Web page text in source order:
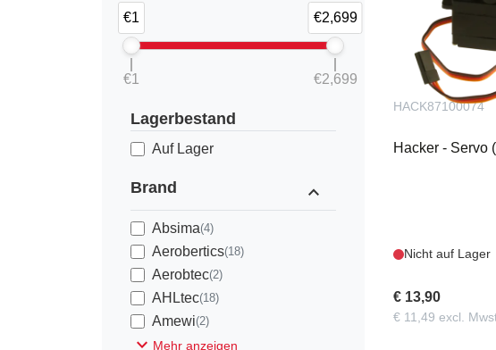
€1 €2,699
€1 €2,699
Lagerbestand
Auf Lager
Brand expand_less
Absima(4)
Aerobertics(18)
Aerobtec(2)
AHLtec(18)
Amewi(2)
Mehr anzeigen
HACK87100074
Hacker - Servo
Nicht auf Lager
€ 13,90
€ 11,49 excl.